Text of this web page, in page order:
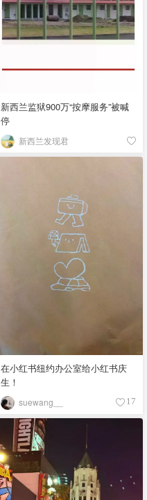
新西兰监狱900万“按摩服务”被喊
停
新西兰发现君
在小红书纽约办公室给小红书庆
生！
suewang__ 17